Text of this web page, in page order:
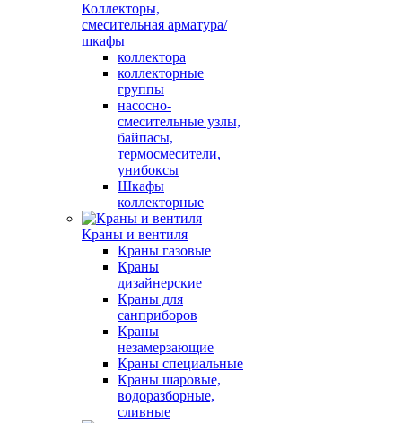
Коллекторы,
смесительная арматура/
шкафы
коллектора
коллекторные
группы
насосно-
смесительные узлы,
байпасы,
термосмесители,
унибоксы
Шкафы
коллекторные
Краны и вентиля
Краны газовые
Краны
дизайнерские
Краны для
санприборов
Краны
незамерзающие
Краны специальные
Краны шаровые,
водоразборные,
сливные